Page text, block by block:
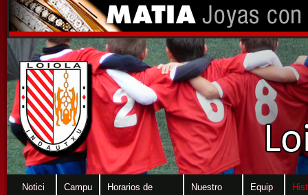
Notici Campu Horarios de Nuestro Equip